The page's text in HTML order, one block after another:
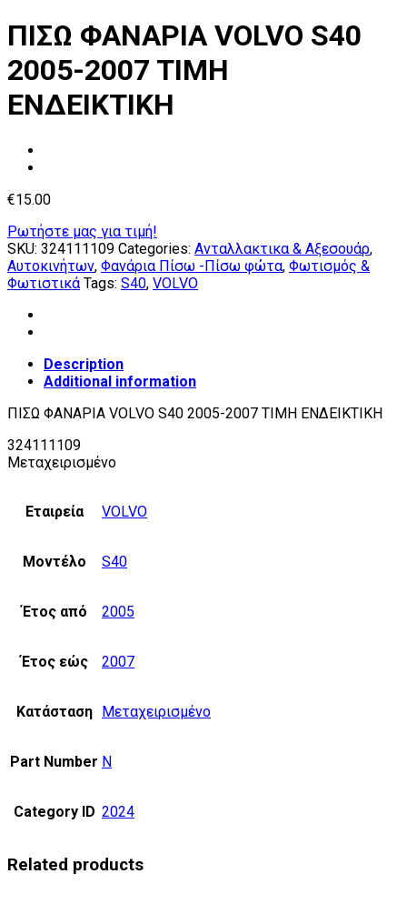
ΠΙΣΩ ΦΑΝΑΡΙΑ VOLVO S40
2005-2007 TIMH
ΕΝΔΕΙΚΤΙΚΗ
€15.00
Ρωτήστε μας για τιμή!
SKU: 324111109 Categories: Ανταλλακτικα & Αξεσουάρ,
Αυτοκινήτων, Φανάρια Πίσω -Πίσω φώτα, Φωτισμός &
Φωτιστικά Tags: S40, VOLVO
Description
Additional information
ΠΙΣΩ ΦΑΝΑΡΙΑ VOLVO S40 2005-2007 TIMH ΕΝΔΕΙΚΤΙΚΗ
324111109
Μεταχειρισμένο
Εταιρεία VOLVO
Μοντέλο S40
Έτος από 2005
Έτος εώς 2007
Κατάσταση Μεταχειρισμένο
Part Number N
Category ID 2024
Related products